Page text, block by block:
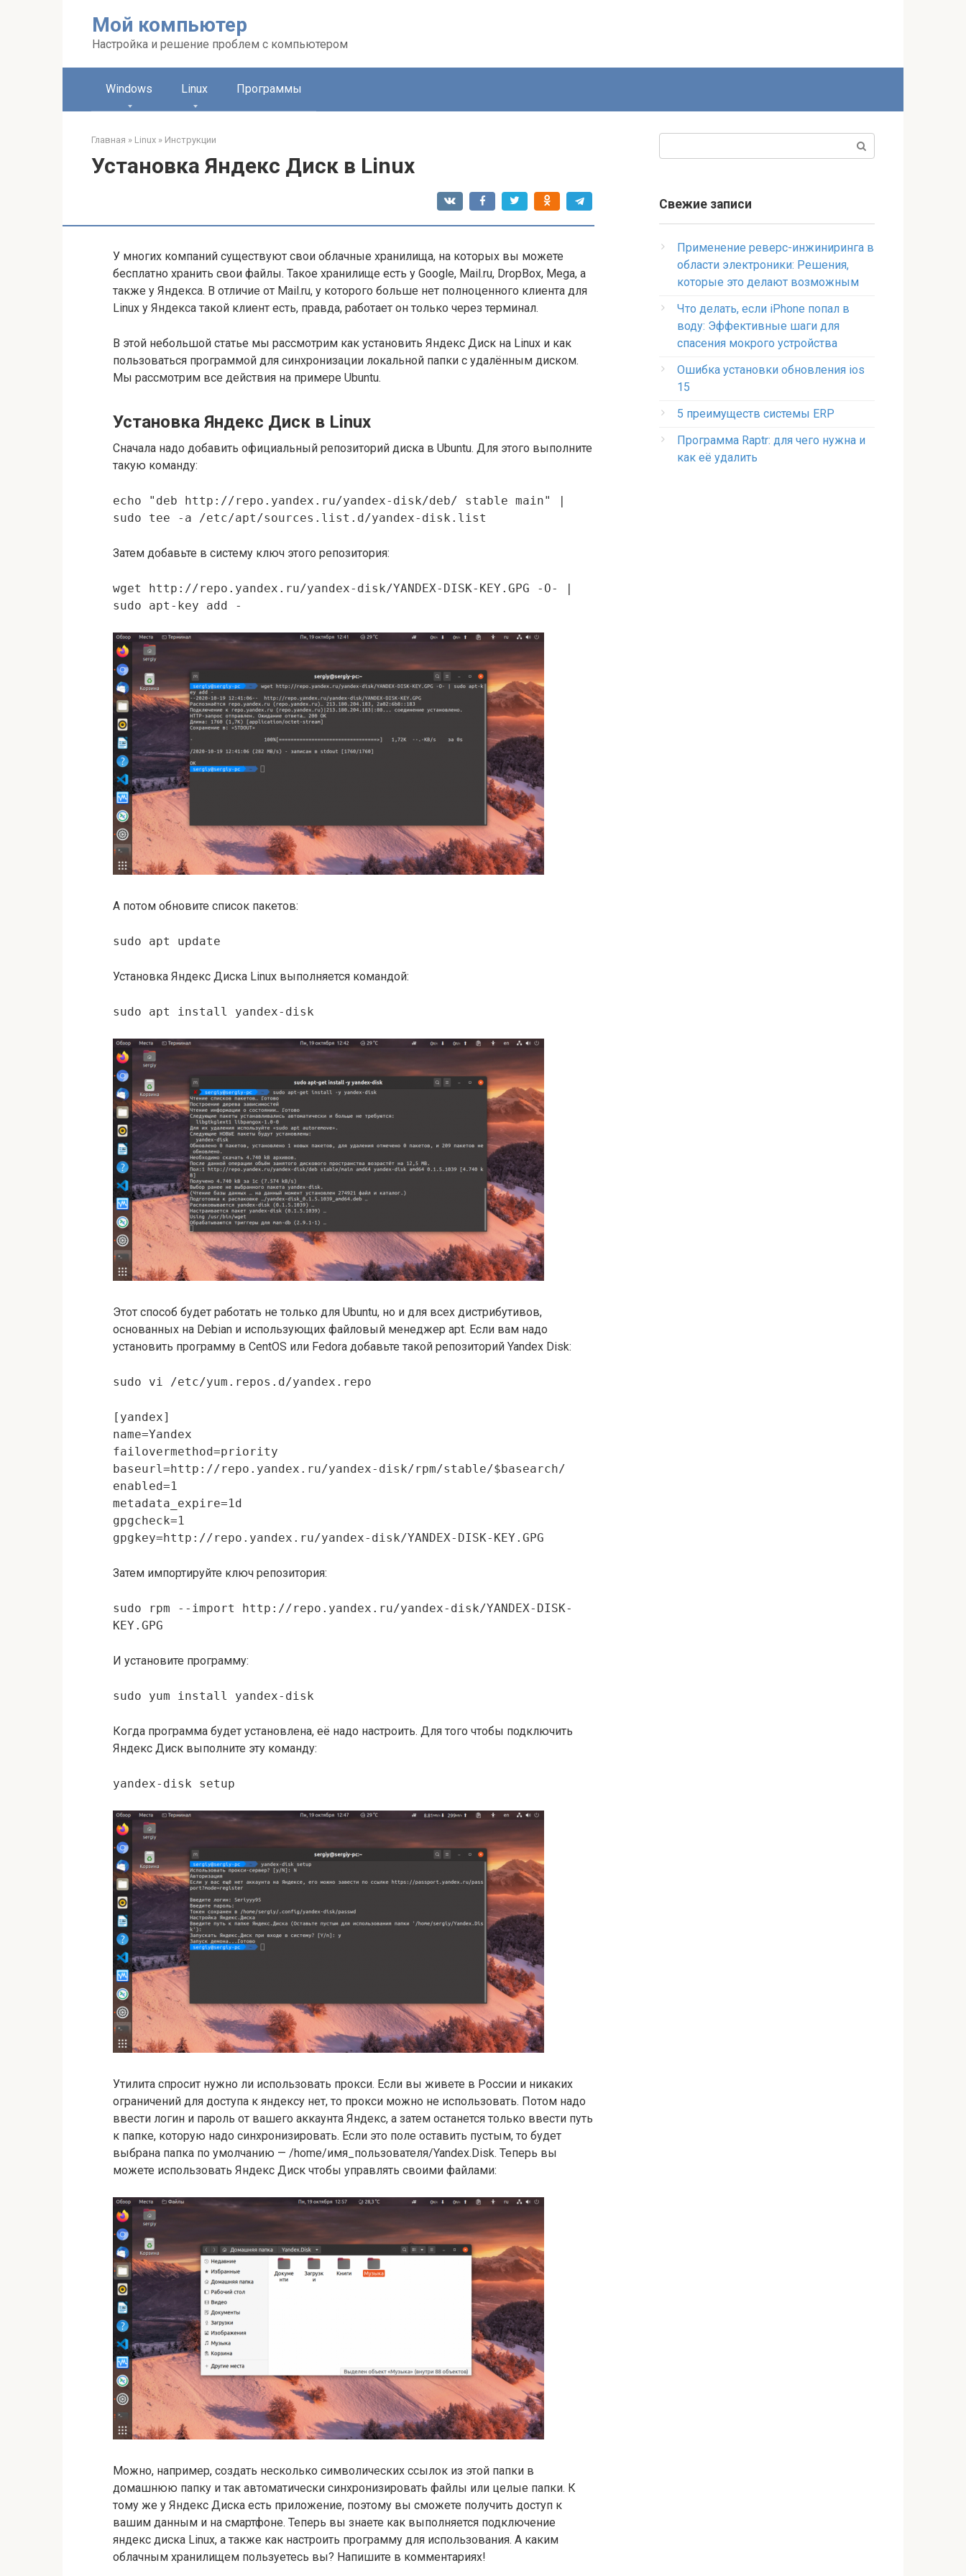
Мой компьютер
Настройка и решение проблем с компьютером
Windows Linux Программы
Главная » Linux » Инструкции
Установка Яндекс Диск в Linux
У многих компаний существуют свои облачные хранилища, на которых вы можете
бесплатно хранить свои файлы. Такое хранилище есть у Google, Mail.ru, DropBox, Mega, а
также у Яндекса. В отличие от Mail.ru, у которого больше нет полноценного клиента для
Linux у Яндекса такой клиент есть, правда, работает он только через терминал.
В этой небольшой статье мы рассмотрим как установить Яндекс Диск на Linux и как
пользоваться программой для синхронизации локальной папки с удалённым диском.
Мы рассмотрим все действия на примере Ubuntu.
Установка Яндекс Диск в Linux
Сначала надо добавить официальный репозиторий диска в Ubuntu. Для этого выполните
такую команду:
echo "deb http://repo.yandex.ru/yandex-disk/deb/ stable main" |
sudo tee -a /etc/apt/sources.list.d/yandex-disk.list
Затем добавьте в систему ключ этого репозитория:
wget http://repo.yandex.ru/yandex-disk/YANDEX-DISK-KEY.GPG -O- |
sudo apt-key add -
А потом обновите список пакетов:
sudo apt update
Установка Яндекс Диска Linux выполняется командой:
sudo apt install yandex-disk
Этот способ будет работать не только для Ubuntu, но и для всех дистрибутивов,
основанных на Debian и использующих файловый менеджер apt. Если вам надо
установить программу в CentOS или Fedora добавьте такой репозиторий Yandex Disk:
sudo vi /etc/yum.repos.d/yandex.repo
[yandex]
name=Yandex
failovermethod=priority
baseurl=http://repo.yandex.ru/yandex-disk/rpm/stable/$basearch/
enabled=1
metadata_expire=1d
gpgcheck=1
gpgkey=http://repo.yandex.ru/yandex-disk/YANDEX-DISK-KEY.GPG
Затем импортируйте ключ репозитория:
sudo rpm --import http://repo.yandex.ru/yandex-disk/YANDEX-DISK-
KEY.GPG
И установите программу:
sudo yum install yandex-disk
Когда программа будет установлена, её надо настроить. Для того чтобы подключить
Яндекс Диск выполните эту команду:
yandex-disk setup
Утилита спросит нужно ли использовать прокси. Если вы живете в России и никаких
ограничений для доступа к яндексу нет, то прокси можно не использовать. Потом надо
ввести логин и пароль от вашего аккаунта Яндекс, а затем останется только ввести путь
к папке, которую надо синхронизировать. Если это поле оставить пустым, то будет
выбрана папка по умолчанию — /home/имя_пользователя/Yandex.Disk. Теперь вы
можете использовать Яндекс Диск чтобы управлять своими файлами:
Можно, например, создать несколько символических ссылок из этой папки в
домашнюю папку и так автоматически синхронизировать файлы или целые папки. К
тому же у Яндекс Диска есть приложение, поэтому вы сможете получить доступ к
вашим данным и на смартфоне. Теперь вы знаете как выполняется подключение
яндекс диска Linux, а также как настроить программу для использования. А каким
облачным хранилищем пользуетесь вы? Напишите в комментариях!
Свежие записи
Применение реверс-инжиниринга в
области электроники: Решения,
которые это делают возможным
Что делать, если iPhone попал в
воду: Эффективные шаги для
спасения мокрого устройства
Ошибка установки обновления ios
15
5 преимуществ системы ERP
Программа Raptr: для чего нужна и
как её удалить